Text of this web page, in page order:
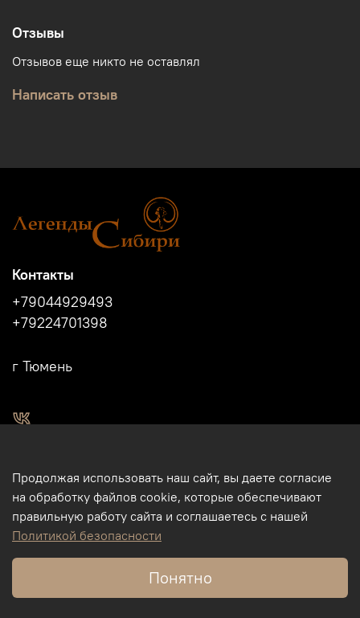
Отзывы
Отзывов еще никто не оставлял
Написать отзыв
Контакты
+79044929493
+79224701398
г Тюмень
Магазин подарков и сувениров в Тюмени. Тюменские
сувениры. Подарки и сувениры из кости, бивня мамонта в
Тюмени. Бизнес-сувениры. Корпоративные подарки.
Туристические сувениры. Интернет-магазин. Использование
фотографий, размещенных на данном сайте, на других
ресурсах и пр., без разрешения правообладателя - ИП
Михайлов М.Ю., - запрещено.
Продолжая использовать наш сайт, вы даете согласие
на обработку файлов cookie, которые обеспечивают
правильную работу сайта и соглашаетесь с нашей
Политикой безопасности
Понятно